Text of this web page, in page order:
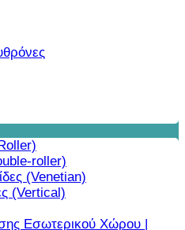
roller)
(Venetian)
(Vertical)
Εσωτερικού Χώρου |